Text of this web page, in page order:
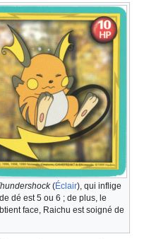
(Éclair), qui inflige
dé est 5 ou 6 ; de plus, le
face, Raichu est soigné de